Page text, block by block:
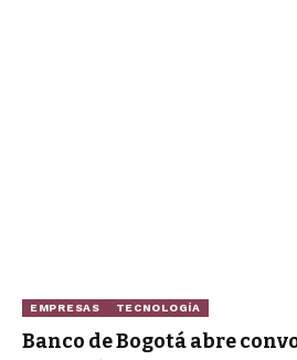
EMPRESAS TECNOLOGÍA
Banco de Bogotá abre